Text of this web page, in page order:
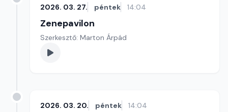
2026. 03. 27. péntek 14:04
Zenepavilon
Szerkesztő: Marton Árpád
2026. 03. 20. péntek 14:04